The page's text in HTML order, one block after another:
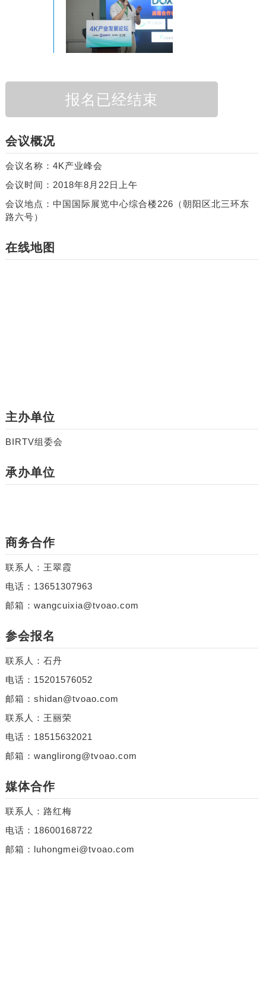
报名已经结束
会议概况
会议名称：4K产业峰会
会议时间：2018年8月22日上午
会议地点：中国国际展览中心综合楼226（朝阳区北三环东
路六号）
在线地图
主办单位
BIRTV组委会
承办单位
商务合作
联系人：王翠霞
电话：13651307963
邮箱：wangcuixia@tvoao.com
参会报名
联系人：石丹
电话：15201576052
邮箱：shidan@tvoao.com
联系人：王丽荣
电话：18515632021
邮箱：wanglirong@tvoao.com
媒体合作
联系人：路红梅
电话：18600168722
邮箱：luhongmei@tvoao.com